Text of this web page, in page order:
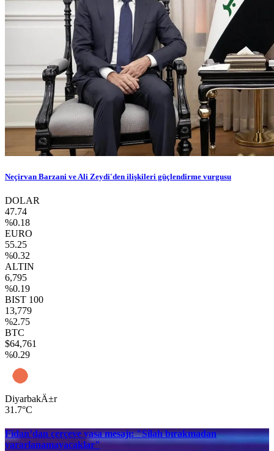
Neçirvan Barzani ve Ali Zeydi'den ilişkileri güçlendirme vurgusu
DOLAR
47.74
%0.18
EURO
55.25
%0.32
ALTIN
6,795
%0.19
BIST 100
13,779
%2.75
BTC
$64,761
%0.29
DiyarbakÄ±r
31.7°C
Fidan’dan çerçeve yasa mesajı: "Silah bırakmadan
yararlanamayacaklar"